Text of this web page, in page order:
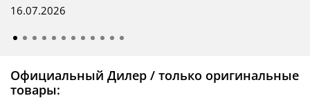
16.07.2026
Официальный Дилер / только оригинальные
товары: